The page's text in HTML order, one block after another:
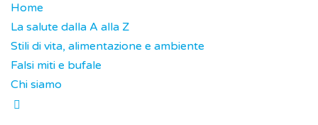
Home
La salute dalla A alla Z
Stili di vita, alimentazione e ambiente
Falsi miti e bufale
Chi siamo